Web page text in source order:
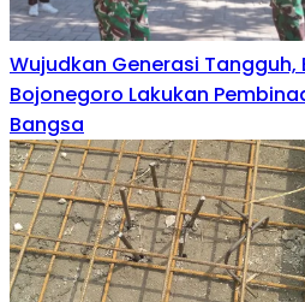
Wujudkan Generasi Tangguh,
Bojonegoro Lakukan
Bangsa